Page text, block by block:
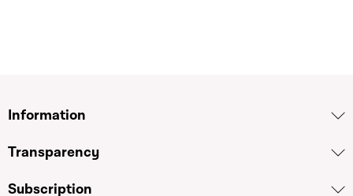
Information
Transparency
Subscription